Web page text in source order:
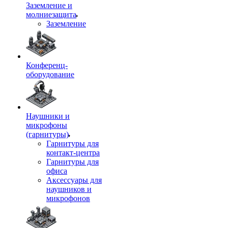
Заземление и
молниезащита
Заземление
Конференц-
оборудование
Наушники и
микрофоны
(гарнитуры)
Гарнитуры для
контакт-центра
Гарнитуры для
офиса
Аксессуары для
наушников и
микрофонов